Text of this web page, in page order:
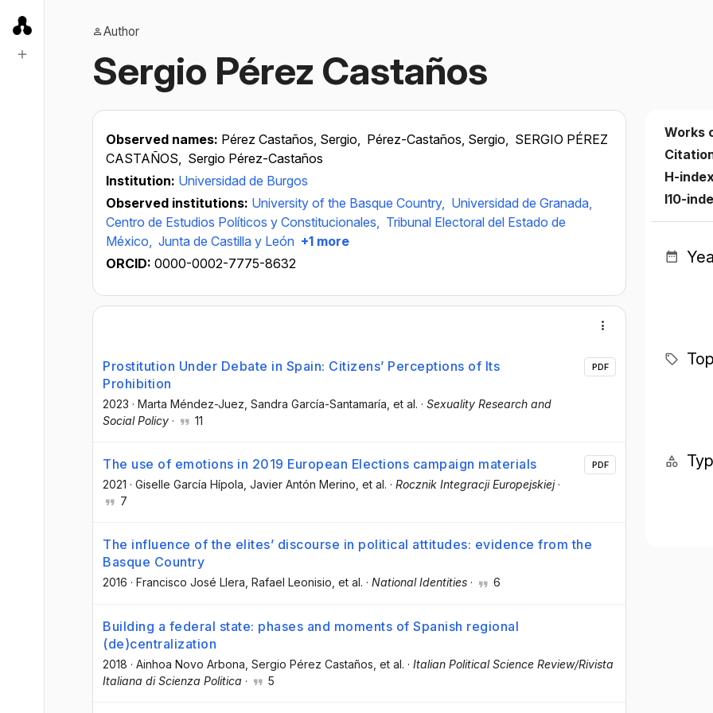
Author
Sergio Pérez Castaños
Observed names: Pérez Castaños, Sergio, Pérez-Castaños, Sergio, SERGIO PÉREZ
CASTAÑOS, Sergio Pérez-Castaños
Institution: Universidad de Burgos
Observed institutions: University of the Basque Country, Universidad de Granada,
Centro de Estudios Políticos y Constitucionales, Tribunal Electoral del Estado de
México, Junta de Castilla y León +1 more
ORCID: 0000-0002-7775-8632
Prostitution Under Debate in Spain: Citizens’ Perceptions of Its
Prohibition
2023 · Marta Méndez-Juez , Sandra García-Santamaría , et al. · Sexuality Research and
Social Policy · 11
PDF
The use of emotions in 2019 European Elections campaign materials
2021 · Giselle García Hípola , Javier Antón Merino , et al. · Rocznik Integracji Europejskiej·
7
PDF
The influence of the elites’ discourse in political attitudes: evidence from the
Basque Country
2016 · Francisco José Llera , Rafael Leonisio , et al. · National Identities · 6
Building a federal state: phases and moments of Spanish regional
(de)centralization
2018 · Ainhoa Novo Arbona , Sergio Pérez Castaños , et al. · Italian Political Science Review/Rivista
Italiana di Scienza Politica · 5
Works
H-
I10-